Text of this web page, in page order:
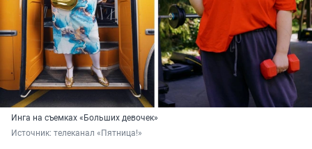
Инга на съемках «Больших девочек»
Источник: телеканал «Пятница!»